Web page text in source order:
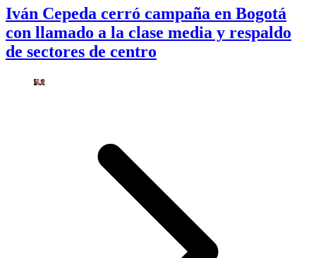
Iván Cepeda cerró campaña en Bogotá
con llamado a la clase media y respaldo
de sectores de centro